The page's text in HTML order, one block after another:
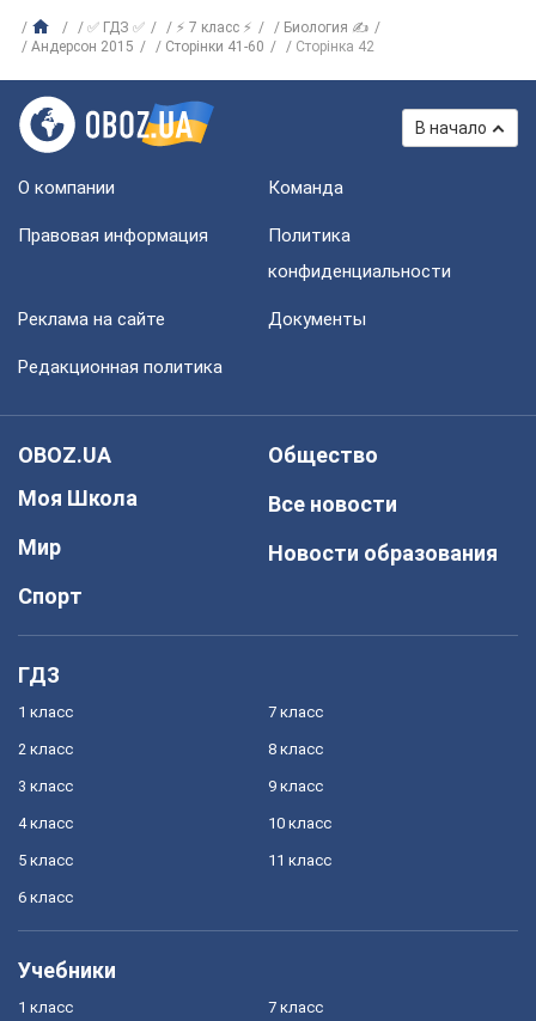
✅ ГДЗ ✅ ⚡ 7 класс ⚡
Биология ✍
Андерсон 2015
Сторінки 41-60 Сторінка 42
В начало
О компании Команда
Правовая информация
Политика
конфиденциальности
Реклама на сайте Документы
Редакционная политика
OBOZ.UA
Моя Школа
Мир
Спорт
Общество
Все новости
Новости образования
ГДЗ
1 класс
2 класс
3 класс
4 класс
5 класс
6 класс
7 класс
8 класс
9 класс
10 класс
11 класс
Учебники
1 класс 7 класс